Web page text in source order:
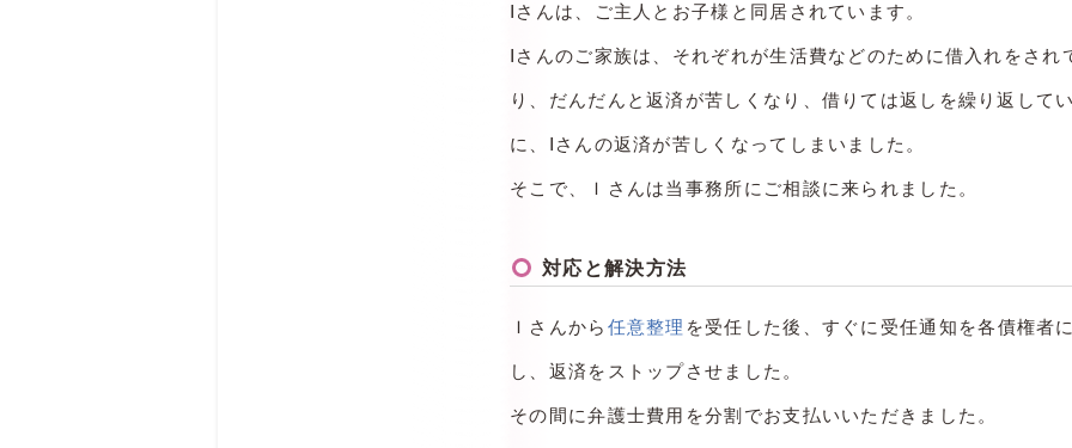
Ⅰさんは、ご主人とお子様と同居されています。
Ⅰさんのご家族は、それぞれが生活費などのために借入れをされ
り、だんだんと返済が苦しくなり、借りては返しを繰り返して
に、Ⅰさんの返済が苦しくなってしまいました。
そこで、Ｉさんは当事務所にご相談に来られました。
対応と解決方法
Ｉさんから 任意整理 を受任した後、すぐに受任通知を各債権者
し、返済をストップさせました。
その間に弁護士費用を分割でお支払いいただきました。